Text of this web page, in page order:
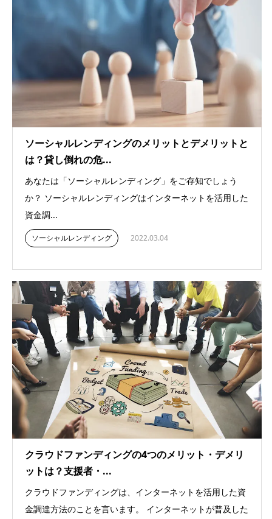
ソーシャルレンディングのメリットとデメリットと
は？貸し倒れの危...
あなたは「ソーシャルレンディング」をご存知でしょう
か？ ソーシャルレンディングはインターネットを活用した
資金調...
ソーシャルレンディング 2022.03.04
クラウドファンディングの4つのメリット・デメリ
ットは？支援者・...
クラウドファンディングは、インターネットを活用した資
金調達方法のことを言います。 インターネットが普及した